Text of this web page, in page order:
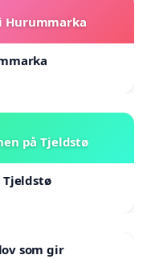
Hurummarka
på Tjeldstø
som gir